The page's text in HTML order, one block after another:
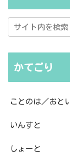
かてごり
ことのは／おと
いんすと
しょーと